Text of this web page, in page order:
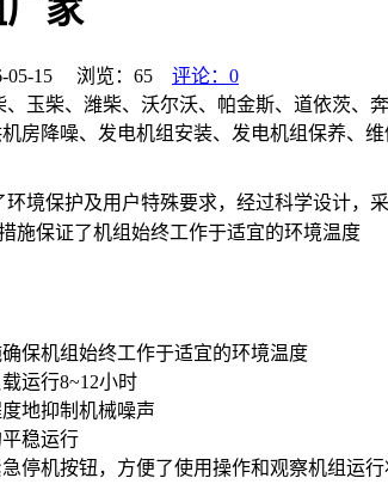
家
05-15 浏览： 65
评论：0
玉柴、潍柴、沃尔沃、帕金斯、道依茨
房降噪、发电机组安装、发电机组保养、
环境保护及用户特殊要求，经过科学设计
施保证了机组始终工作于适宜的环境温度
保机组始终工作于适宜的环境温度
运行8~12小时
地抑制机械噪声
稳运行
停机按钮，方便了使用操作和观察机组运